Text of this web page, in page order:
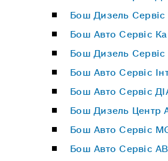
Бош Дизель Сервіс
Бош Авто Сервіс
Бош Дизель Сервіс
Бош Авто Сервіс
Бош Авто Сервіс
Бош Дизель Центр
Бош Авто Сервіс
Бош Авто Сервіс